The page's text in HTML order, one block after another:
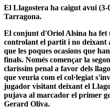
El Llagostera ha caigut avui (3-
Tarragona.
El conjunt d'Oriol Alsina ha
controlant el partit i no deixant
que les poques ocasions que
finals. Només començar la
claríssim penal a favor dels
que veuria com el col·legiat
jugador visitant deixant el
pujava al marcador el primer
Gerard Oliva.